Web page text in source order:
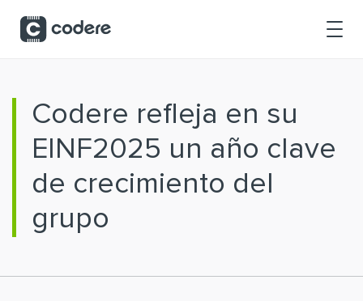
Codere refleja en su
EINF2025 un año clave
de crecimiento del
grupo